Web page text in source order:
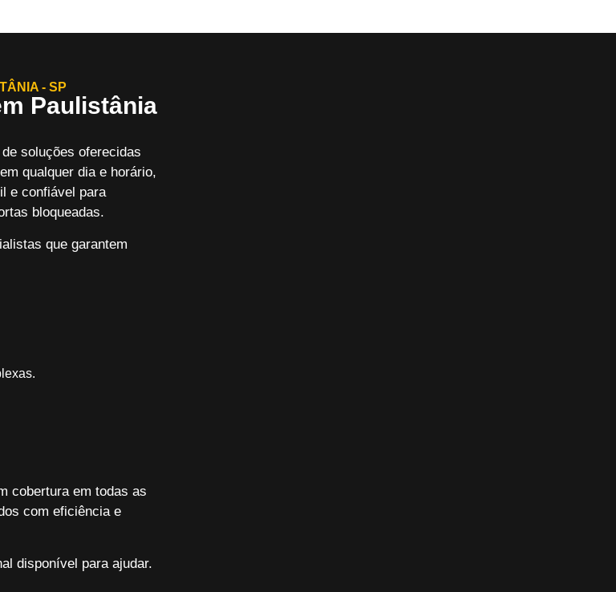
- SP
Paulistânia
soluções oferecidas
qualquer dia e horário,
e confiável para
bloqueadas.
que garantem
cobertura em todas as
com eficiência e
disponível para ajudar.